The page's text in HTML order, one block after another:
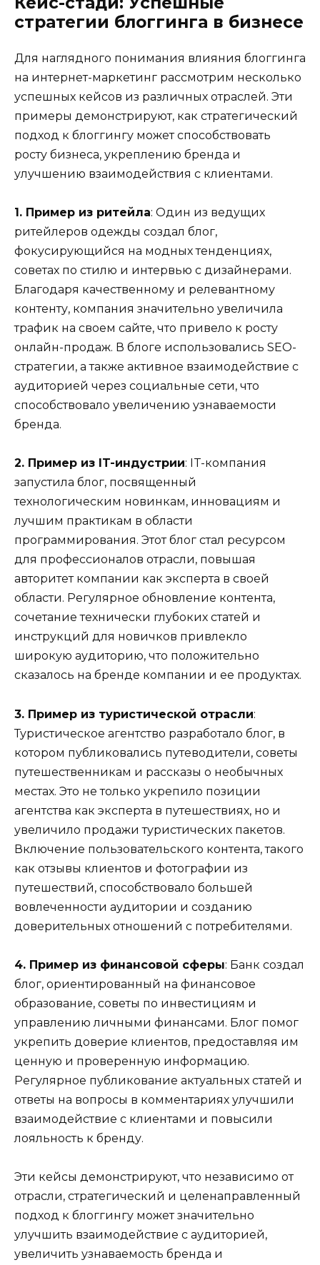
стратегии блоггинга в бизнесе
Для наглядного понимания влияния блоггинга
на интернет-маркетинг рассмотрим несколько
успешных кейсов из различных отраслей. Эти
примеры демонстрируют, как стратегический
подход к блоггингу может способствовать
росту бизнеса, укреплению бренда и
улучшению взаимодействия с клиентами.
1. Пример из ритейла: Один из ведущих
ритейлеров одежды создал блог,
фокусирующийся на модных тенденциях,
советах по стилю и интервью с дизайнерами.
Благодаря качественному и релевантному
контенту, компания значительно увеличила
трафик на своем сайте, что привело к росту
онлайн-продаж. В блоге использовались SEO-
стратегии, а также активное взаимодействие с
аудиторией через социальные сети, что
способствовало увеличению узнаваемости
бренда.
2. Пример из IT-индустрии: IT-компания
запустила блог, посвященный
технологическим новинкам, инновациям и
лучшим практикам в области
программирования. Этот блог стал ресурсом
для профессионалов отрасли, повышая
авторитет компании как эксперта в своей
области. Регулярное обновление контента,
сочетание технически глубоких статей и
инструкций для новичков привлекло
широкую аудиторию, что положительно
сказалось на бренде компании и ее продуктах.
3. Пример из туристической отрасли:
Туристическое агентство разработало блог, в
котором публиковались путеводители, советы
путешественникам и рассказы о необычных
местах. Это не только укрепило позиции
агентства как эксперта в путешествиях, но и
увеличило продажи туристических пакетов.
Включение пользовательского контента, такого
как отзывы клиентов и фотографии из
путешествий, способствовало большей
вовлеченности аудитории и созданию
доверительных отношений с потребителями.
4. Пример из финансовой сферы: Банк создал
блог, ориентированный на финансовое
образование, советы по инвестициям и
управлению личными финансами. Блог помог
укрепить доверие клиентов, предоставляя им
ценную и проверенную информацию.
Регулярное публикование актуальных статей и
ответы на вопросы в комментариях улучшили
взаимодействие с клиентами и повысили
лояльность к бренду.
Эти кейсы демонстрируют, что независимо от
отрасли, стратегический и целенаправленный
подход к блоггингу может значительно
улучшить взаимодействие с аудиторией,
увеличить узнаваемость бренда и